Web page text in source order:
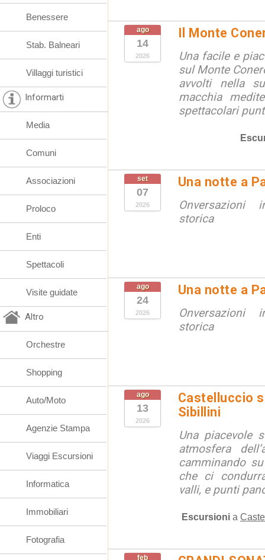
ago
14
2026
Il Monte
Una facile e
sul Monte
avvolti nella
macchia
spettacolari
set
07
2026
Una notte a
Onversazioni
storica
ago
24
2026
Una notte a
Onversazioni
storica
ago
13
2026
Castelluccio
Sibillini
Una piacevole
atmosfera
camminando
che ci
valli, e punti
Escursioni a
feb
Benessere
Stab. Balneari
Villaggi turistici
Informarti
Media
Comuni
Associazioni
Proloco
Enti
Spettacoli
Visite guidate
Altro
Orchestre
Shopping
Auto/Moto
Agenzie Stampa
Viaggi Escursioni
Informatica
Immobiliari
Fotografia